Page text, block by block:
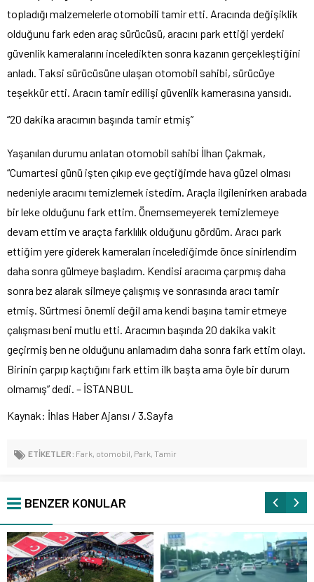
topladığı malzemelerle otomobili tamir etti. Aracında değişiklik
olduğunu fark eden araç sürücüsü, aracını park ettiği yerdeki
güvenlik kameralarını inceledikten sonra kazanın gerçekleştiğini
anladı. Taksi sürücüsüne ulaşan otomobil sahibi, sürücüye
teşekkür etti. Aracın tamir edilişi güvenlik kamerasına yansıdı.
“20 dakika aracımın başında tamir etmiş”
Yaşanılan durumu anlatan otomobil sahibi İlhan Çakmak,
“Cumartesi günü işten çıkıp eve geçtiğimde hava güzel olması
nedeniyle aracımı temizlemek istedim. Araçla ilgilenirken arabada
bir leke olduğunu fark ettim. Önemsemeyerek temizlemeye
devam ettim ve araçta farklılık olduğunu gördüm. Aracı park
ettiğim yere giderek kameraları incelediğimde önce sinirlendim
daha sonra gülmeye başladım. Kendisi aracıma çarpmış daha
sonra bez alarak silmeye çalışmış ve sonrasında aracı tamir
etmiş. Sürtmesi önemli değil ama kendi başına tamir etmeye
çalışması beni mutlu etti. Aracımın başında 20 dakika vakit
geçirmiş ben ne olduğunu anlamadım daha sonra fark ettim olayı.
Birinin çarpıp kaçtığını fark ettim ilk başta ama öyle bir durum
olmamış” dedi. – İSTANBUL
Kaynak: İhlas Haber Ajansı / 3.Sayfa
ETİKETLER: Fark, otomobil, Park, Tamir
BENZER KONULAR